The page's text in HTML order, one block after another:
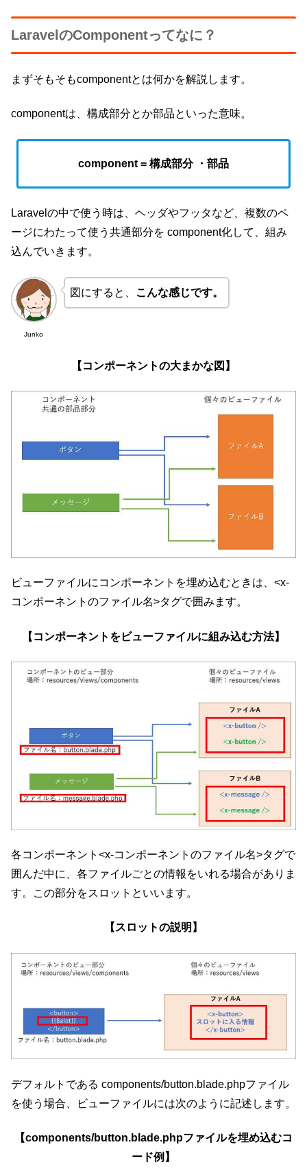
LaravelのComponentってなに？
まずそもそもcomponentとは何かを解説します。
componentは、構成部分とか部品といった意味。
component = 構成部分 ・部品
Laravelの中で使う時は、ヘッダやフッタなど、複数のペ
ージにわたって使う共通部分を component化して、組み
込んでいきます。
Junko
図にすると、 こんな感じです。
【コンポーネントの大まかな図】
ビューファイルにコンポーネントを埋め込むときは、<x-
コンポーネントのファイル名>タグで囲みます。
【コンポーネントをビューファイルに組み込む方法】
各コンポーネント<x-コンポーネントのファイル名>タグで
囲んだ中に、各ファイルごとの情報をいれる場合がありま
す。この部分をスロットといいます。
【スロットの説明】
デフォルトである components/button.blade.phpファイル
を使う場合、ビューファイルには次のように記述します。
【components/button.blade.phpファイルを埋め込むコ
ード例】